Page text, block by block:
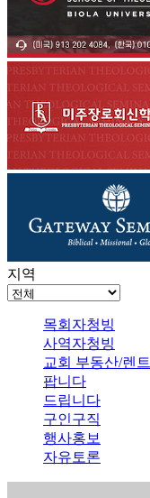
지역
목회자청빙
사역자청빙
교회 부동산/렌트
팝니다
드립니다
구인구직
행사홍보
자유토론